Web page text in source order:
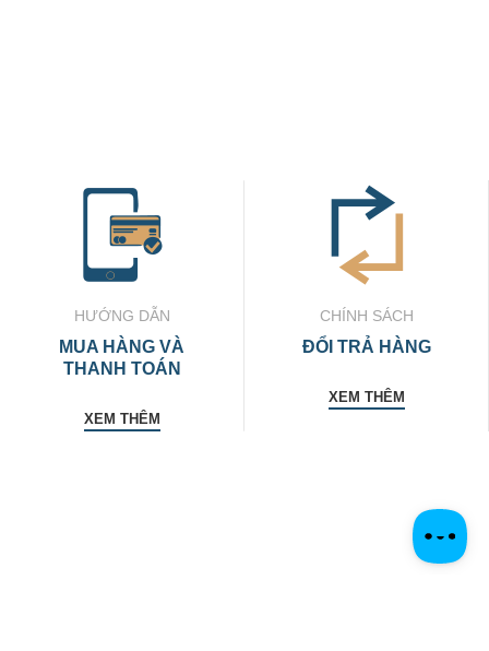
HƯỚNG DẪN
MUA HÀNG VÀ
THANH TOÁN
XEM THÊM
CHÍNH SÁCH
ĐỔI TRẢ HÀNG
XEM THÊM